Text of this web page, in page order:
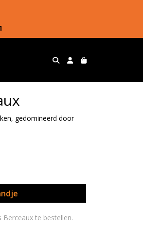
gedomineerd door
te bestellen.